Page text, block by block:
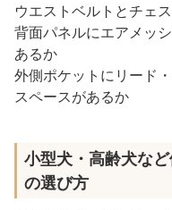
ウエストベルトとチェ
背面パネルにエアメッ
あるか
外側ポケットにリード
スペースがあるか
小型犬・高齢犬な
の選び方